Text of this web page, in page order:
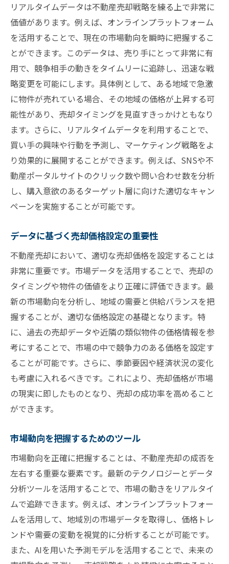
ローカル市場の動向を活用する
地域特性を反映したマーケティング戦略
地域内の競争環境を分析する
地域特性に応じた物件価値の最大化
不動産売却を成功に導く市場データの読み解き
方
データ分析による市場の把握
重要な市場データの見極め方
データを基にした売却戦略の立案
市場データのトレンドを追う方法
データを元にした売却活動の改善
データ分析の基本ツールとテクニック
市場データと売却時期の関係性
季節的要因を考慮した売却計画
不動産市場の需給バランスを読む
タイミングを見極めるための指標
過去データから学ぶ売却時期の選び方
外部要因が売却時期に与える影響
不動産売却で物件価値を最大化するための戦略
物件価値を高めるための改善点
市場データに基づく価格設定
売却プロセスの効率化方法
競争力を高めるプレゼンテーション戦略
物件価値最大化の成功事例
市場データを駆使した不動産売却のベストプラ
クティス
データ活用の成功例とその要因
市場データを活かしたマーケティング戦略
売却プロセスにおけるデータの役割
データ分析による売却効果の向上
市場データをもとにしたリスク管理
リアルタイムデータは不動産売却戦略を練る上で非常に
価値があります。例えば、オンラインプラットフォーム
を活用することで、現在の市場動向を瞬時に把握するこ
とができます。このデータは、売り手にとって非常に有
用で、競争相手の動きをタイムリーに追跡し、迅速な戦
略変更を可能にします。具体例として、ある地域で急激
に物件が売れている場合、その地域の価格が上昇する可
能性があり、売却タイミングを見直すきっかけともなり
ます。さらに、リアルタイムデータを利用することで、
買い手の興味や行動を予測し、マーケティング戦略をよ
り効果的に展開することができます。例えば、SNSや不
動産ポータルサイトのクリック数や問い合わせ数を分析
し、購入意欲のあるターゲット層に向けた適切なキャン
ペーンを実施することが可能です。
データに基づく売却価格設定の重要性
不動産売却において、適切な売却価格を設定することは
非常に重要です。市場データを活用することで、売却の
タイミングや物件の価値をより正確に評価できます。最
新の市場動向を分析し、地域の需要と供給バランスを把
握することが、適切な価格設定の基礎となります。特
に、過去の売却データや近隣の類似物件の価格情報を参
考にすることで、市場の中で競争力のある価格を設定す
ることが可能です。さらに、季節要因や経済状況の変化
も考慮に入れるべきです。これにより、売却価格が市場
の現実に即したものとなり、売却の成功率を高めること
ができます。
市場動向を把握するためのツール
市場動向を正確に把握することは、不動産売却の成否を
左右する重要な要素です。最新のテクノロジーとデータ
分析ツールを活用することで、市場の動きをリアルタイ
ムで追跡できます。例えば、オンラインプラットフォー
ムを活用して、地域別の市場データを取得し、価格トレ
ンドや需要の変動を視覚的に分析することが可能です。
また、AIを用いた予測モデルを活用することで、未来の